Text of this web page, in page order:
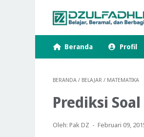
Beranda Profil
BERANDA / BELAJAR / MATEMATIKA
Prediksi
Oleh: Pak DZ Februari 09,